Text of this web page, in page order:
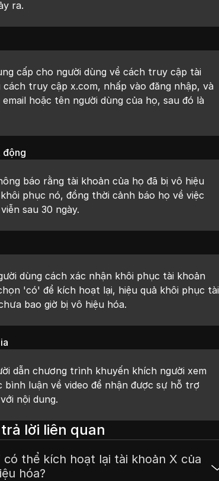
ra.
cấp cho người dùng về cách truy cập tài
truy cập x.com, nhấp vào đăng nhập, và
hoặc tên người dùng của họ, sau đó là
động
báo rằng tài khoản của họ đã bị vô hiệu
phục nó, đồng thời cảnh báo họ về việc
sau 30 ngày.
dùng cách xác nhận khôi phục tài khoản
'có' để kích hoạt lại, hiệu quả khôi phục tài
bao giờ bị vô hiệu hóa.
dẫn chương trình khuyến khích người xem
bình luận về video để nhận được sự hỗ trợ
nội dung.
lời liên quan
có thể kích hoạt lại tài khoản X của
hóa?